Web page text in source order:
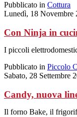
Pubblicato in Cottura
Lunedì, 18 Novembre
Con Ninja in
I piccoli
Pubblicato in Piccolo
Sabato, 28 Settembre
Candy, nuova
Il forno Bake, il